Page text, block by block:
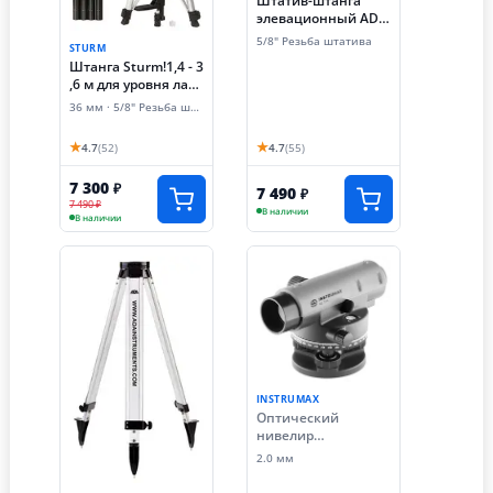
STURM
Штанга Sturm!1,4 - 3
,6 м для уровня лазе
рного, 5/8"
36 мм · 5/8" Резьба штатива
★4.7(52)
7 300 ₽
7 490 ₽
В наличии
элевационный ADA
SILVER PLUS в
5/8" Резьба штатива
★4.7(55)
7 490 ₽
В наличии
INSTRUMAX
Оптический
нивелир
INSTRUMAX AL-124
2.0 мм